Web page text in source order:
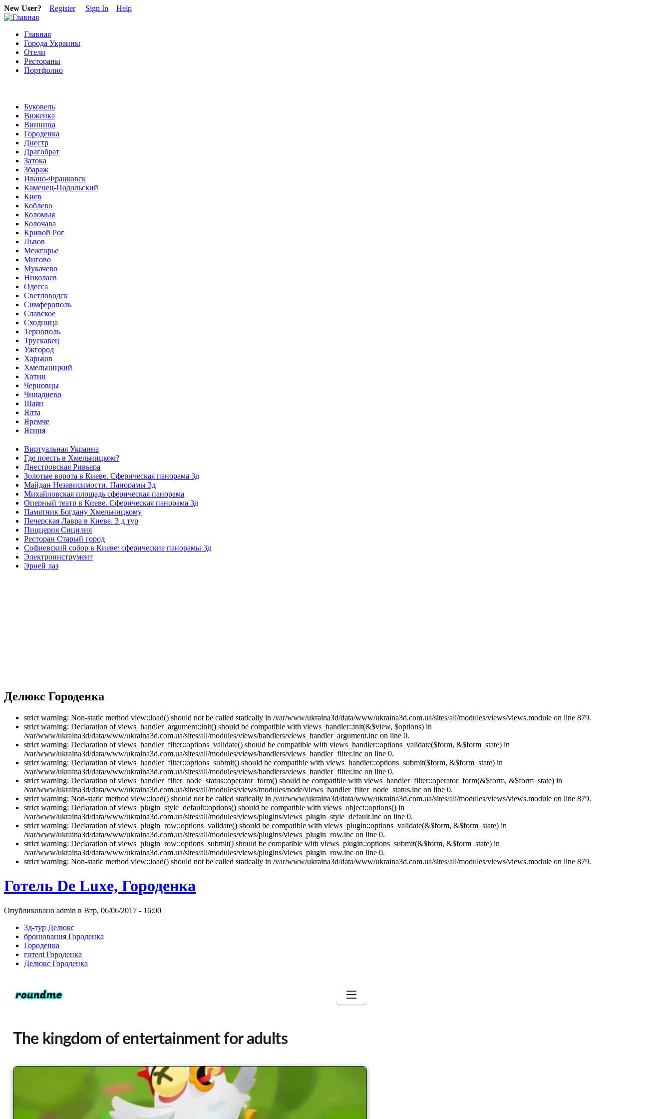
New User? Register Sign In Help
Главная
Города Украины
Отели
Рестораны
Портфолио
Буковель
Виженка
Винница
Городенка
Днестр
Драгобрат
Затока
Збараж
Ивано-Франковск
Каменец-Подольский
Киев
Коблево
Коломыя
Колочава
Кривой Рог
Львов
Межгорье
Мигово
Мукачево
Николаев
Одесса
Светловодск
Симферополь
Славское
Сходница
Тернополь
Трускавец
Ужгород
Харьков
Хмельницкий
Хотин
Черновцы
Чинадиево
Шаян
Ялта
Яремче
Ясиня
Виртуальная Украина
Где поесть в Хмельницком?
Днестровская Ривьера
Золотые ворота в Киеве. Сферическая панорама 3д
Майдан Независимости. Панорамы 3д
Михайловская площадь сферическая панорама
Оперный театр в Киеве. Сферическая панорама 3д
Памятник Богдану Хмельницкому
Печерская Лавра в Киеве. 3 д тур
Пиццерия Сицилия
Ресторан Старый город
Софиевский собор в Киеве: сферические панорамы 3д
Электроинструмент
Эрней лаз
Делюкс Городенка
strict warning: Non-static method view::load() should not be called statically in /var/www/ukraina3d/data/www/ukraina3d.com.ua/sites/all/modules/views/views.module on line 879.
strict warning: Declaration of views_handler_argument::init() should be compatible with views_handler::init(&$view, $options) in
/var/www/ukraina3d/data/www/ukraina3d.com.ua/sites/all/modules/views/handlers/views_handler_argument.inc on line 0.
strict warning: Declaration of views_handler_filter::options_validate() should be compatible with views_handler::options_validate($form, &$form_state) in
/var/www/ukraina3d/data/www/ukraina3d.com.ua/sites/all/modules/views/handlers/views_handler_filter.inc on line 0.
strict warning: Declaration of views_handler_filter::options_submit() should be compatible with views_handler::options_submit($form, &$form_state) in
/var/www/ukraina3d/data/www/ukraina3d.com.ua/sites/all/modules/views/handlers/views_handler_filter.inc on line 0.
strict warning: Declaration of views_handler_filter_node_status::operator_form() should be compatible with views_handler_filter::operator_form(&$form, &$form_state) in
/var/www/ukraina3d/data/www/ukraina3d.com.ua/sites/all/modules/views/modules/node/views_handler_filter_node_status.inc on line 0.
strict warning: Non-static method view::load() should not be called statically in /var/www/ukraina3d/data/www/ukraina3d.com.ua/sites/all/modules/views/views.module on line 879.
strict warning: Declaration of views_plugin_style_default::options() should be compatible with views_object::options() in
/var/www/ukraina3d/data/www/ukraina3d.com.ua/sites/all/modules/views/plugins/views_plugin_style_default.inc on line 0.
strict warning: Declaration of views_plugin_row::options_validate() should be compatible with views_plugin::options_validate(&$form, &$form_state) in
/var/www/ukraina3d/data/www/ukraina3d.com.ua/sites/all/modules/views/plugins/views_plugin_row.inc on line 0.
strict warning: Declaration of views_plugin_row::options_submit() should be compatible with views_plugin::options_submit(&$form, &$form_state) in
/var/www/ukraina3d/data/www/ukraina3d.com.ua/sites/all/modules/views/plugins/views_plugin_row.inc on line 0.
strict warning: Non-static method view::load() should not be called statically in /var/www/ukraina3d/data/www/ukraina3d.com.ua/sites/all/modules/views/views.module on line 879.
Готель De Luxe, Городенка
Опубликовано admin в Втр, 06/06/2017 - 16:00
3д-тур Делюкс
бронювання Городенка
Городенка
готелі Городенка
Делюкс Городенка